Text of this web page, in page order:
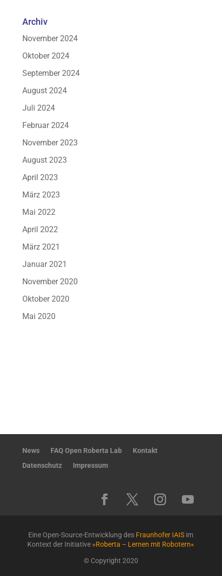
Archiv
November 2024
Oktober 2024
September 2024
August 2024
Juli 2024
Februar 2024
November 2023
August 2023
April 2023
März 2023
Mai 2022
April 2022
März 2021
Januar 2021
November 2020
Oktober 2020
Mai 2020
News FAQ Open Roberta Lab
Kontakt
Datenschutz
Impressum
Eine Open-Source-Entwicklung des Fraunhofer IAIS im
Kontext der Initiative »Roberta – Lernen mit Robotern«
© Copyright 2020